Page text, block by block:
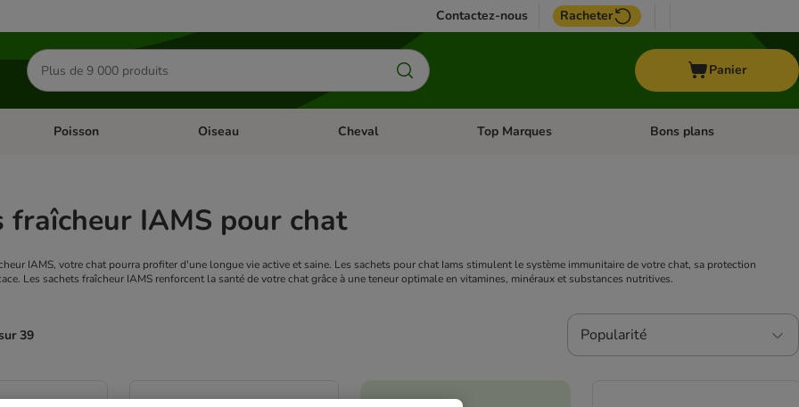
Contactez-nous Racheter
Rechercher
des
produits
Panier
Dérouler les catégories: Rongeur & Co
Poisson Dérouler les catégories: Poisson
Oiseau Dérouler les catégories: Oiseau
Cheval Dérouler les catégories: Cheval
Top Marques Dérouler les catégories: Top
Bons plans
fraîcheur IAMS pour chat
IAMS, votre chat pourra profiter d'une longue vie active et saine. Les sachets pour chat Iams stimulent le système immunitaire de votre chat, sa protection
Les sachets fraîcheur IAMS renforcent la santé de votre chat grâce à une teneur optimale en vitamines, minéraux et substances nutritives.
39 Popularité